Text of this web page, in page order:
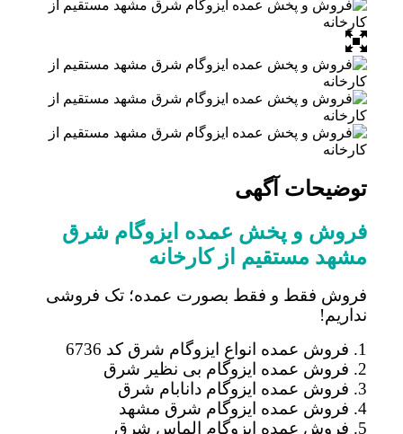
توضیحات آگهی
فروش و پخش عمده ایزوگام شرق
مشهد مستقیم از کارخانه
فروش فقط و فقط بصورت عمده؛ تک فروشی
نداریم!